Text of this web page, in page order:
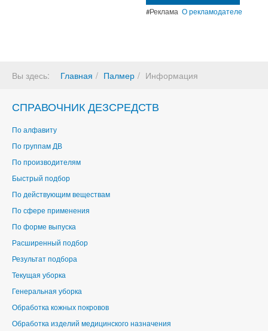
#Реклама О рекламодателе
Вы здесь: Главная Палмер Информация
СПРАВОЧНИК ДЕЗСРЕДСТВ
По алфавиту
По группам ДВ
По производителям
Быстрый подбор
По действующим веществам
По сфере применения
По форме выпуска
Расширенный подбор
Результат подбора
Текущая уборка
Генеральная уборка
Обработка кожных покровов
Обработка изделий медицинского назначения